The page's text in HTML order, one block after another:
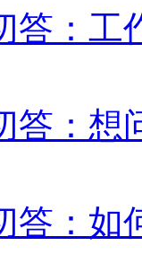
答：工
答：想
答：如